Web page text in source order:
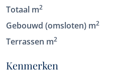
Totaal m2
Gebouwd (omsloten) m2
Terrassen m2
Kenmerken